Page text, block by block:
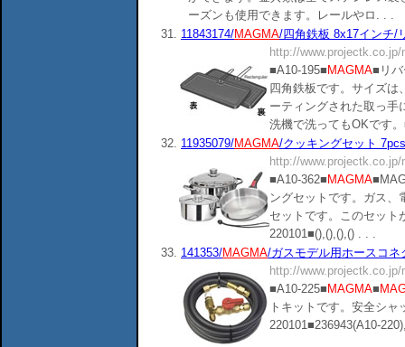
ーズンも使用できます。レールやロ. . .
31. 11843174/MAGMA/四角鉄板 8x17インチ/
http://
■A10-195■ MAGMA■リ
四角鉄板です。サイズ
ーティングされた取っ手
洗機で洗ってもOKです
32. 11935079/MAGMA/クッキングセット
http://
■A10-362■ MAGMA
ングセットです。ガス、
セットです。このセット
220101■(),(),(),() . . .
33. 141353/MAGMA/ガスモデル用ホースコ
http://
■A10-225■ MAGMA■
トキットです。安全シ
220101■236943(A10-